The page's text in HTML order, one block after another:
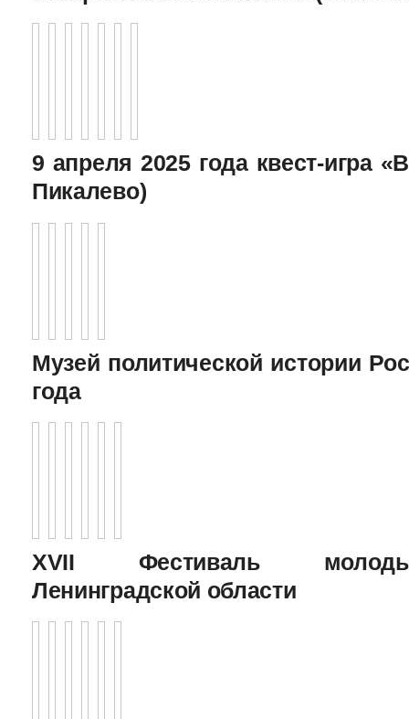
9 апреля 2025 года квест-игра
Пикалево)
Музей политической истории
года
XVII Фестиваль
Ленинградской области